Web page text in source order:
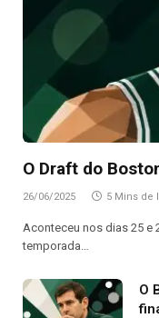
O Draft do
26/06/2025 5 Mins de
Aconteceu nos dias 25 e
temporada…
O